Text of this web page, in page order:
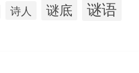
诗人 谜底 谜语